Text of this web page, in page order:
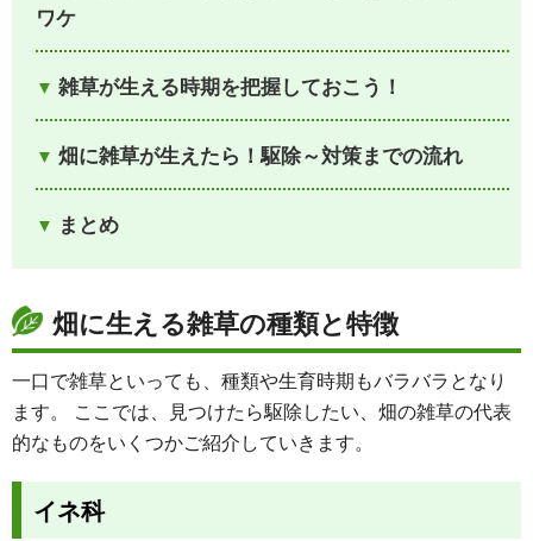
ワケ
雑草が生える時期を把握しておこう！
畑に雑草が生えたら！駆除～対策までの流れ
まとめ
畑に生える雑草の種類と特徴
一口で雑草といっても、種類や生育時期もバラバラとなり
ます。 ここでは、見つけたら駆除したい、畑の雑草の代表
的なものをいくつかご紹介していきます。
イネ科